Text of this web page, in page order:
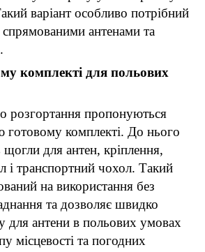
варіант особливо потрібний
спрямованими антенами та
комплекті для польових
розгортання пропонуються
готовому комплекті. До нього
щогли для антен, кріплення,
і транспортний чохол. Такий
на використання без
та дозволяє швидко
для антени в польових умовах
місцевості та погодних